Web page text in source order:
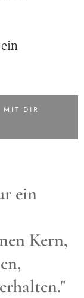
MIT DIR
ein
Kern,